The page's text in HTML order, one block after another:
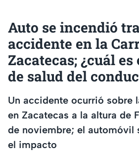
Auto se incendió
accidente en la
Zacatecas; ¿cuál es
de salud del
Un accidente ocurrió sobre
en Zacatecas a la altura de
de noviembre; el automóvil
el impacto